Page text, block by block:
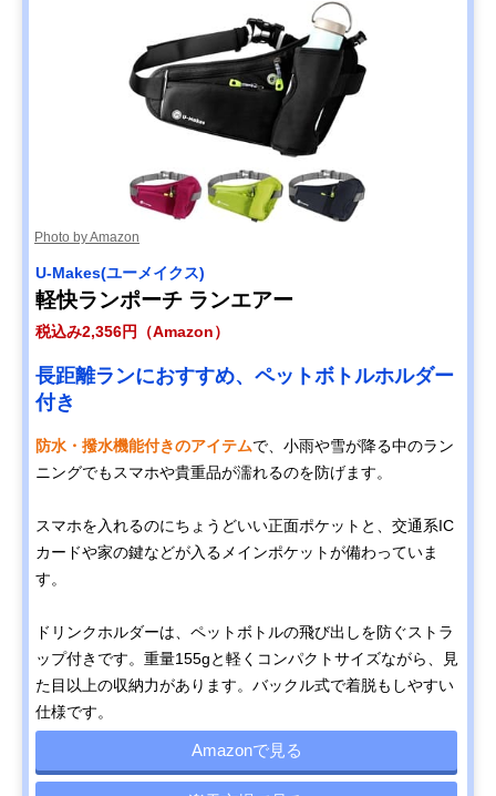
Photo by Amazon
U-Makes(ユーメイクス)
軽快ランポーチ ランエアー
税込み2,356円（Amazon）
長距離ランにおすすめ、ペットボトルホルダー
付き
防水・撥水機能付きのアイテムで、小雨や雪が降る中のラン
ニングでもスマホや貴重品が濡れるのを防げます。
スマホを入れるのにちょうどいい正面ポケットと、交通系IC
カードや家の鍵などが入るメインポケットが備わっていま
す。
ドリンクホルダーは、ペットボトルの飛び出しを防ぐストラ
ップ付きです。重量155gと軽くコンパクトサイズながら、見
た目以上の収納力があります。バックル式で着脱もしやすい
仕様です。
Amazonで見る